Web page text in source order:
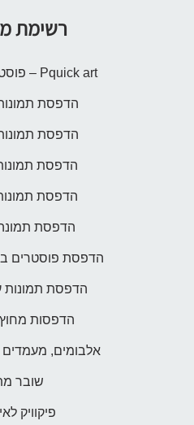
רשימת
Pquick art – פוסטרים מעוצבים
הדפסת
הדפסת
הדפסת
הדפסת
הדפסת
הדפסת פוסטרים
הדפסת תמונות
הדפסות
אלבומים, מעמדים
שובר
פיקוויק